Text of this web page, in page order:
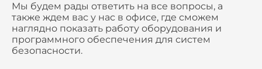
Мы будем рады ответить на все вопросы, а
также ждем вас у нас в офисе, где сможем
наглядно показать работу оборудования и
программного обеспечения для систем
безопасности.